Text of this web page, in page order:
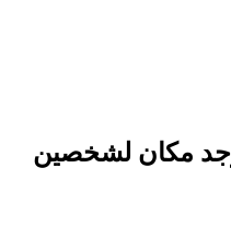
مكان لشخصين